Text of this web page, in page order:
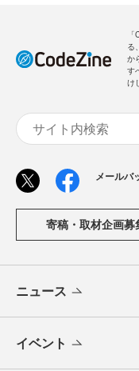
る
か
す
け
メールバ
寄稿・取材企画募
ニュース
イベント